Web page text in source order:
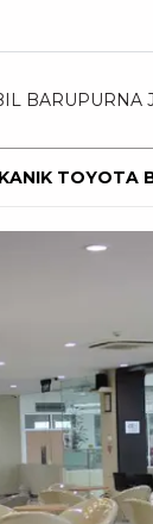
BARUPURNA
TOYOTA